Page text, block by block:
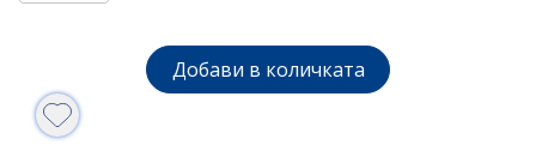
Добави в количката